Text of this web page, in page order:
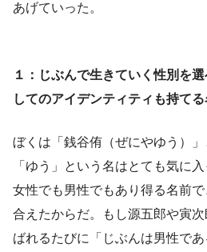
あげていった。
１：じぶんで生きていく性別を
してのアイデンティティも持てる
ぼくは「銭谷侑（ぜにやゆう）」
「ゆう」という名はとても気に入
女性でも男性でもあり得る名前
合えたからだ。もし源五郎や寅
ばれるたびに「じぶんは男性で